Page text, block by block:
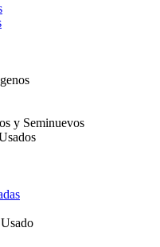
y Seminuevos